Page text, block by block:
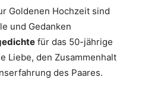
Goldenen Hochzeit sind
und Gedanken
für das 50-jährige
Liebe, den Zusammenhalt
des Paares.